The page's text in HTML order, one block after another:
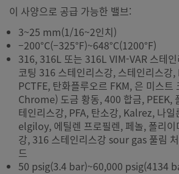
이 사양으로 공급 가능한 밸브:
3~25 mm(1/16~2인치)
–200°C(–325°F)~648°C(1200°F)
316, 316L 또는 316L VIM-VAR 스테
코팅 316 스테인리스강, 스테인리스강
PCTFE, 탄화플루오르 FKM, 은 미스
Chrome) 도금 황동, 400 합금, PEEK,
테인리스강, PFA, 탄소강, Kalrez, 나
elgiloy, 에틸렌 프로필렌, 페놀, 폴리
강, 316 스테인리스강 sour gas 풀림
드
50 psig(3.4 bar)~60,000 psig(4134